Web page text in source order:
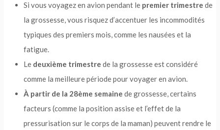
Si vous voyagez en avion pendant le premier trimestre de
la grossesse, vous risquez d’accentuer les incommodités
typiques des premiers mois, comme les nausées et la
fatigue.
Le deuxième trimestre de la grossesse est considéré
comme la meilleure période pour voyager en avion.
À partir de la 28ème semaine de grossesse, certains
facteurs (comme la position assise et l’effet de la
pressurisation sur le corps de la maman) peuvent rendre le